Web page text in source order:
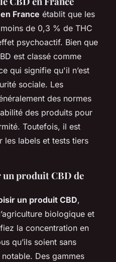
France établit que les
de 0,3 % de THC
psychoactif. Bien que
est classé comme
qui signifie qu'il n’est
sociale. Les
des normes
des produits pour
Toutefois, il est
les labels et tests tiers
produit CBD de
un produit CBD,
biologique et
la concentration en
qu’ils soient sans
Des gammes